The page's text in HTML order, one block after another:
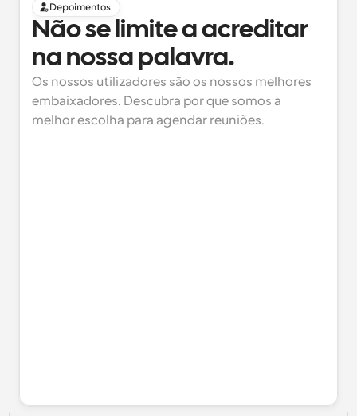
Depoimentos
Não se limite a acreditar
na nossa palavra.
Os nossos utilizadores são os nossos melhores
embaixadores. Descubra por que somos a
melhor escolha para agendar reuniões.